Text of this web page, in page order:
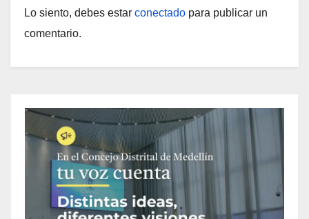
Lo siento, debes estar conectado para publicar un
comentario.